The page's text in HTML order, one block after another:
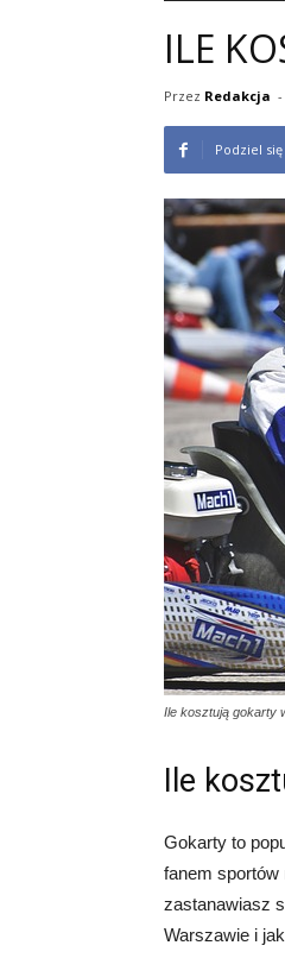
ILE
Przez Redakcja -
Podziel
Ile kosztują gokarty
Ile
Gokarty to
fanem sportów
zastanawiasz
Warszawie i